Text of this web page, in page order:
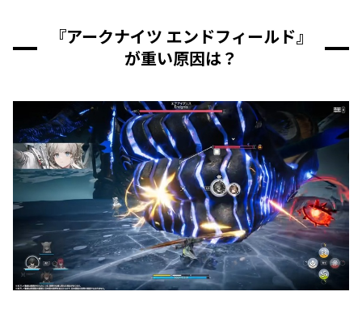
『アークナイツ エンドフィールド』
が重い原因は？